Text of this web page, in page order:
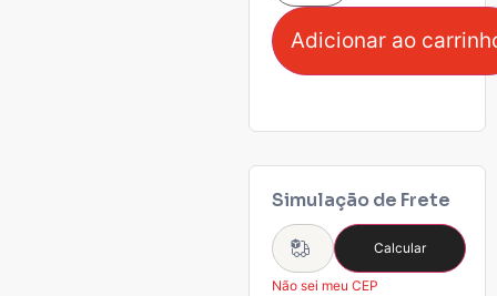
Adicionar ao
Simulação de Frete
Calcular
Não sei meu CEP